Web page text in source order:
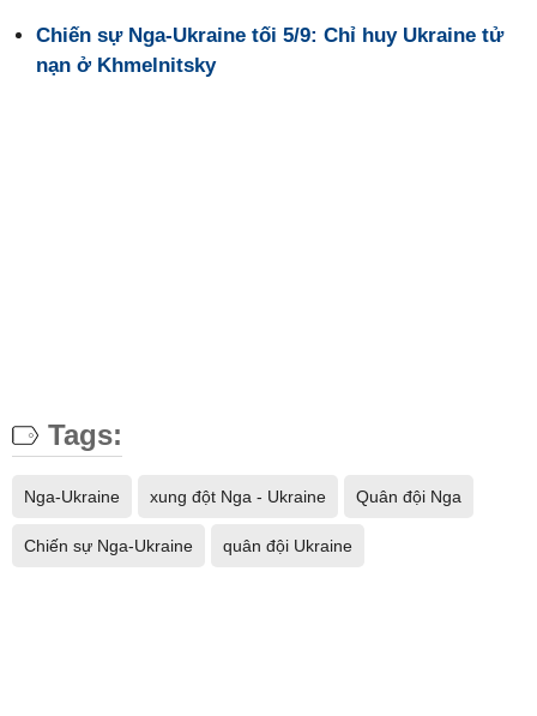
Chiến sự Nga-Ukraine tối 5/9: Chỉ huy Ukraine tử
nạn ở Khmelnitsky
Tags:
Nga-Ukraine xung đột Nga - Ukraine Quân đội Nga
Chiến sự Nga-Ukraine quân đội Ukraine